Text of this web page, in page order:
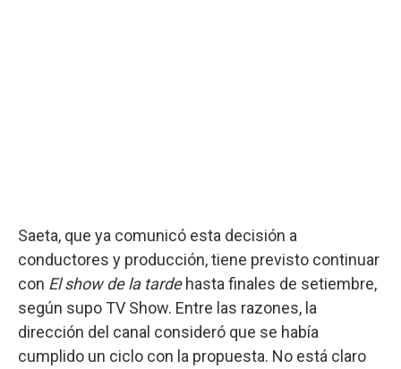
Saeta, que ya comunicó esta decisión a
conductores y producción, tiene previsto continuar
con El show de la tardehasta finales de setiembre,
según supo TV Show. Entre las razones, la
dirección del canal consideró que se había
cumplido un ciclo con la propuesta. No está claro